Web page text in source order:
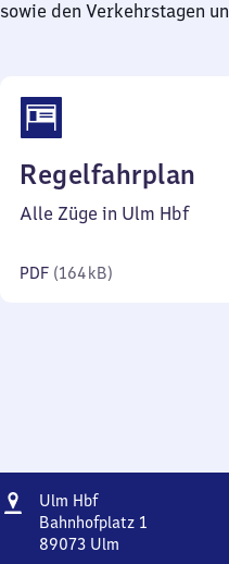
sowie den Verkehrstagen
Regelfahrplan
Alle Züge in Ulm Hbf
PDF (164 kB)
Adresse
Ulm HbfUlm
Hauptbahnhof
Bahnhofplatz 1
89073 Ulm